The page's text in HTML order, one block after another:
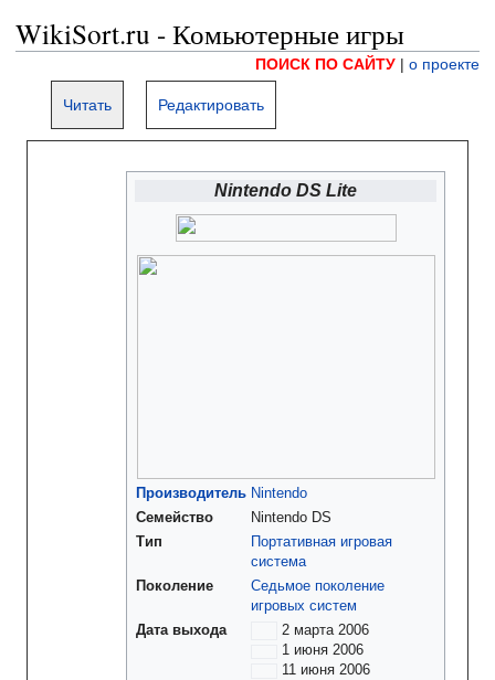
WikiSort.ru - Комьютерные игры
ПОИСК ПО САЙТУ | о проекте
Читать Редактировать
Nintendo DS Lite
Производитель Nintendo
Семейство
Nintendo DS
Тип
Портативная игровая
система
Поколение
Седьмое поколение
игровых систем
Дата выхода
2 марта 2006
1 июня 2006
11 июня 2006